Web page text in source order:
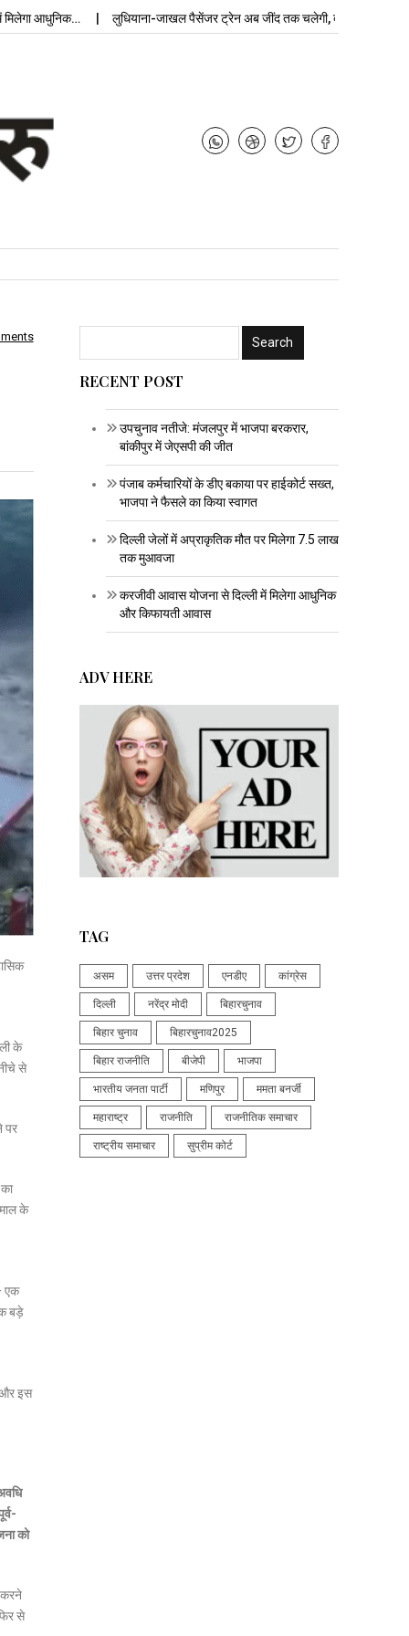
आधुनिक… लुधियाना-जाखल पैसेंजर ट्रेन अब जींद तक चलेगी, बढ़ेगी…
के
से
पर
के
एक
बड़े
और इस
को
करने
से
RECENT POST
उपचुनाव नतीजे: मंजलपुर में भाजपा बरकरार,
बांकीपुर में जेएसपी की जीत
पंजाब कर्मचारियों के डीए बकाया पर हाईकोर्ट सख्त,
भाजपा ने फैसले का किया स्वागत
दिल्ली जेलों में अप्राकृतिक मौत पर मिलेगा 7.5 लाख
तक मुआवजा
करजीवी आवास योजना से दिल्ली में मिलेगा आधुनिक
और किफायती आवास
ADV HERE
TAG
असम उत्तर प्रदेश एनडीए कांग्रेस
दिल्ली नरेंद्र मोदी बिहारचुनाव
बिहार चुनाव बिहारचुनाव2025
बिहार राजनीति बीजेपी भाजपा
भारतीय जनता पार्टी मणिपुर ममता बनर्जी
महाराष्ट्र राजनीति राजनीतिक समाचार
राष्ट्रीय समाचार सुप्रीम कोर्ट